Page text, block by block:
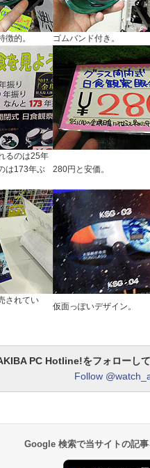
徴的。 ゴムバンド付き。
るのは25年
は173年ぶ
280円と安価。
されてい
仮面っぽいデザイン。
PC Hotline!をフォローし
Follow
Google 検索で当サイトの記